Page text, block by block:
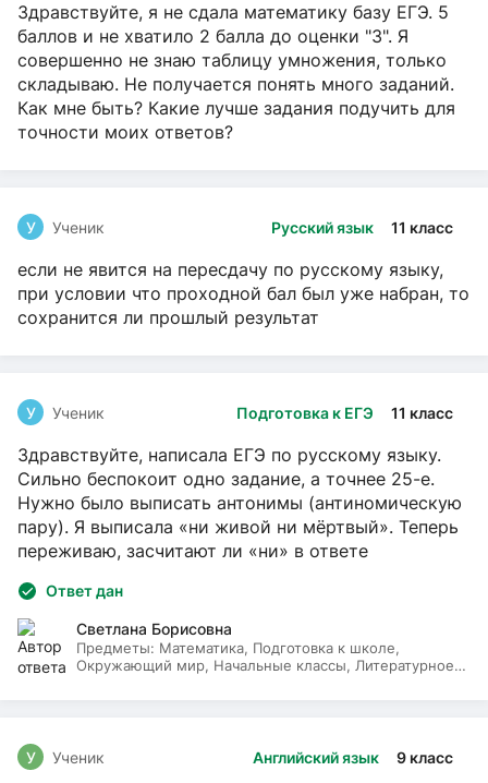
Здравствуйте, я не сдала математику базу ЕГЭ. 5
баллов и не хватило 2 балла до оценки "3". Я
совершенно не знаю таблицу умножения, только
складываю. Не получается понять много заданий.
Как мне быть? Какие лучше задания подучить для
точности моих ответов?
Русский язык 11 класс
У Ученик
если не явится на пересдачу по русскому языку,
при условии что проходной бал был уже набран, то
сохранится ли прошлый результат
Подготовка к ЕГЭ 11 класс
У Ученик
Здравствуйте, написала ЕГЭ по русскому языку.
Сильно беспокоит одно задание, а точнее 25-е.
Нужно было выписать антонимы (антиномическую
пару). Я выписала «ни живой ни мёртвый». Теперь
переживаю, засчитают ли «ни» в ответе
Ответ дан
Светлана Борисовна
Предметы: Математика, Подготовка к школе,
Окружающий мир, Начальные классы, Литературное
Английский язык 9 класс
У Ученик